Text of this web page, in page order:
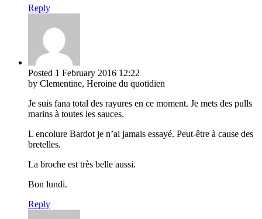
Reply
Posted 1 February 2016 12:22
by Clementine, Heroine du quotidien
Je suis fana total des rayures en ce moment. Je mets des pulls
marins à toutes les sauces.
L encolure Bardot je n’ai jamais essayé. Peut-être à cause des
bretelles.
La broche est très belle aussi.
Bon lundi.
Reply